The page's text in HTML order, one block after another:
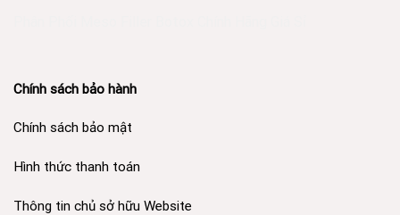
Chính sách bảo hành
Chính sách bảo mật
Hình thức thanh toán
Thông tin chủ sở hữu Website